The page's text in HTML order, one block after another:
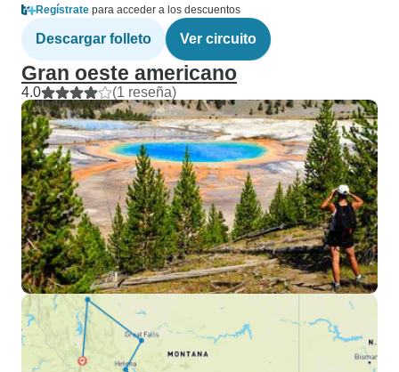
Regístrate para acceder a los descuentos
Descargar folleto Ver circuito
Gran oeste americano
4.0 (1 reseña)